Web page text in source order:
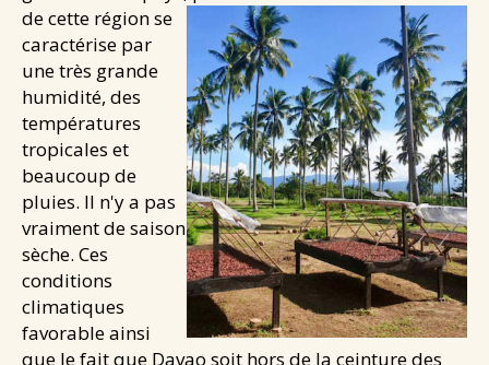
Santé & douceurs
Les cafés de Jean
Les tablettes de Jean
NEWS
CONTACT
de cette région se
caractérise par
une très grande
humidité, des
températures
tropicales et
beaucoup de
pluies. Il n'y a pas
vraiment de saison
sèche. Ces
conditions
climatiques
favorable ainsi
que le fait que Davao soit hors de la ceinture des